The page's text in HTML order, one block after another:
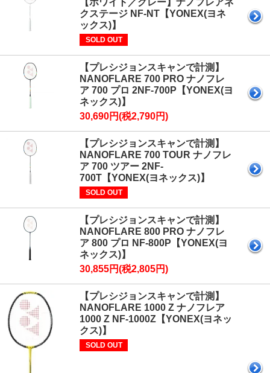
【ホワイト／グレー】ナノフレアネ
クステージ NF-NT【YONEX(ヨネ
ックス)】
SOLD OUT
【プレシジョンスキャンで計測】
NANOFLARE 700 PRO ナノフレ
ア 700 プロ 2NF-700P【YONEX(ヨ
ネックス)】
30,690円(税2,790円)
【プレシジョンスキャンで計測】
NANOFLARE 700 TOUR ナノフレ
ア 700 ツアー 2NF-
700T【YONEX(ヨネックス)】
SOLD OUT
【プレシジョンスキャンで計測】
NANOFLARE 800 PRO ナノフレ
ア 800 プロ NF-800P【YONEX(ヨ
ネックス)】
30,855円(税2,805円)
【プレシジョンスキャンで計測】
NANOFLARE 1000 Z ナノフレア
1000 Z NF-1000Z【YONEX(ヨネッ
クス)】
SOLD OUT